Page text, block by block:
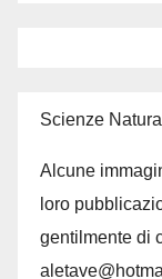
Scienze
Alcune
loro
gentilmente di